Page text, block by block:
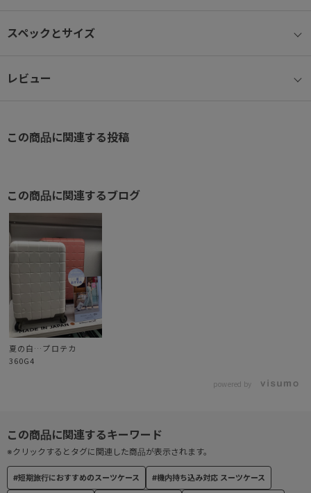
1～2日の旅行向け。国内線100席未満の航空機に対応。
● コインロッカー対応
● 360度オープン
手元のスイッチで簡単に操作でき、不意な走行を防ぐキャスタース
トッパー機能を搭載。
● ベアロンホイール®
ホイール部には滑らかな走行を可能にする、ベアリング内蔵のベア
ロンホイールを搭載。
● サイレントキャスター®
公的機関の検査に基づき、従来品に比べ約30％の体感音量軽減が証
TSダイヤルファスナーロック(Travel SentryR認可ロック)搭載で、
施錠したまま預け入れ可能。
※鍵の付属はしません。
スペックとサイズ
レビュー
#短期旅行におすすめのスーツケース #機内持ち込み対応 スーツケース
※クリックするとタグに関連した商品が表示されます。
この商品に関連する投稿
この商品に関連するブログ
夏の白…プロテカ
360G4
powered by